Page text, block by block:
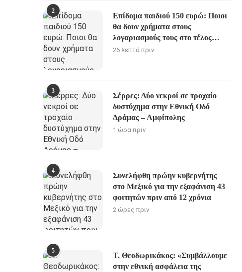
2
Επίδομα παιδιού 150 ευρώ: Ποιοι
θα δουν χρήματα στους
λογαριασμούς τους στο τέλος
Αυγούστου
26 λεπτά πριν
3
Σέρρες: Δύο νεκροί σε τροχαίο
δυστύχημα στην Εθνική Οδό
Δράμας – Αμφίπολης
1 ώρα πριν
4
Συνελήφθη πρώην κυβερνήτης
στο Μεξικό για την εξαφάνιση 43
φοιτητών πριν από 12 χρόνια
2 ώρες πριν
5
Τ. Θεοδωρικάκος: «Συμβάλλουμε
στην εθνική ασφάλεια της